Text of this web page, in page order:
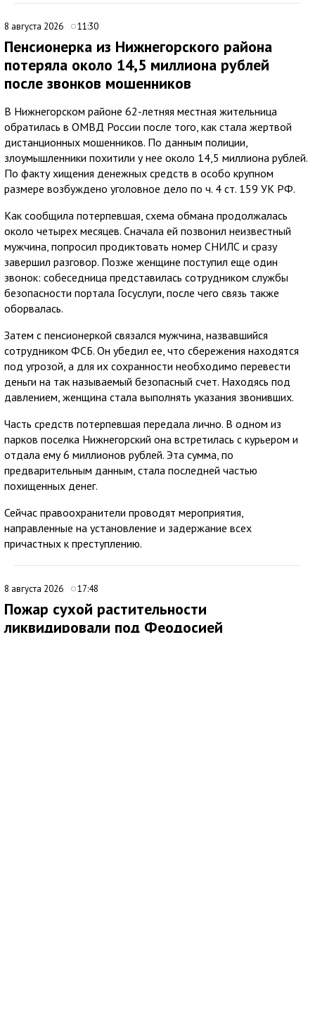
8 августа 2026 11:30
Пенсионерка из Нижнегорского района
потеряла около 14,5 миллиона рублей
после звонков мошенников
В Нижнегорском районе 62-летняя местная жительница
обратилась в ОМВД России после того, как стала жертвой
дистанционных мошенников. По данным полиции,
злоумышленники похитили у нее около 14,5 миллиона рублей.
По факту хищения денежных средств в особо крупном
размере возбуждено уголовное дело по ч. 4 ст. 159 УК РФ.
Как сообщила потерпевшая, схема обмана продолжалась
около четырех месяцев. Сначала ей позвонил неизвестный
мужчина, попросил продиктовать номер СНИЛС и сразу
завершил разговор. Позже женщине поступил еще один
звонок: собеседница представилась сотрудником службы
безопасности портала Госуслуги, после чего связь также
оборвалась.
Затем с пенсионеркой связался мужчина, назвавшийся
сотрудником ФСБ. Он убедил ее, что сбережения находятся
под угрозой, а для их сохранности необходимо перевести
деньги на так называемый безопасный счет. Находясь под
давлением, женщина стала выполнять указания звонивших.
Часть средств потерпевшая передала лично. В одном из
парков поселка Нижнегорский она встретилась с курьером и
отдала ему 6 миллионов рублей. Эта сумма, по
предварительным данным, стала последней частью
похищенных денег.
Сейчас правоохранители проводят мероприятия,
направленные на установление и задержание всех
причастных к преступлению.
8 августа 2026 17:48
Пожар сухой растительности
ликвидировали под Феодосией